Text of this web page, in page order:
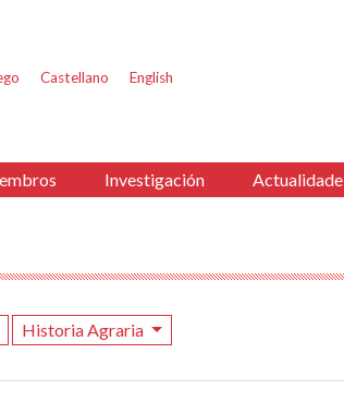
Castellano English
Investigación Actualidade
Historia Agraria